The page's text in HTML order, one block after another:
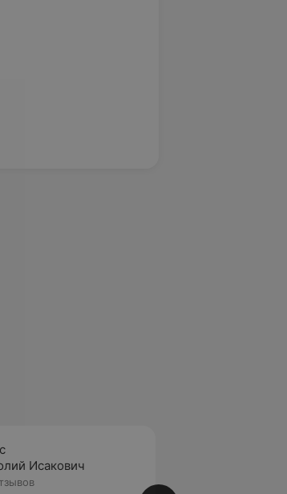
Исакович